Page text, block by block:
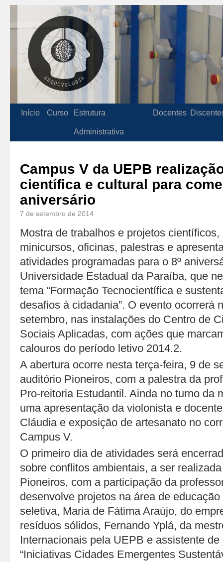
Início Curso Estrutura
Administrativa
Docentes
Campus V da UEPB
científica e cultural para
aniversário
7 de setembro de 2014
Mostra de trabalhos e projetos
minicursos, oficinas, palestras e
atividades programadas para o 8º
Universidade Estadual da Paraíba, que
tema “Formação Tecnocientífica e
desafios à cidadania”. O evento ocorrerá
setembro, nas instalações do Centro de
Sociais Aplicadas, com ações que
calouros do período letivo 2014.2.
A abertura ocorre nesta terça-feira, 9 de
auditório Pioneiros, com a palestra da
Pro-reitoria Estudantil. Ainda no turno da
uma apresentação da violonista e
Cláudia e exposição de artesanato no
Campus V.
O primeiro dia de atividades será
sobre conflitos ambientais, a ser
Pioneiros, com a participação da
desenvolve projetos na área de
seletiva, Maria de Fátima Araújo, do
resíduos sólidos, Fernando Yplá, da
Internacionais pela UEPB e assistente
“Iniciativas Cidades Emergentes